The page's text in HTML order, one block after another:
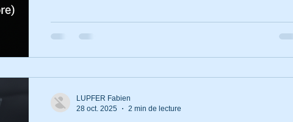
LUPFER Fabien
28 oct. 2025
2 min de lecture